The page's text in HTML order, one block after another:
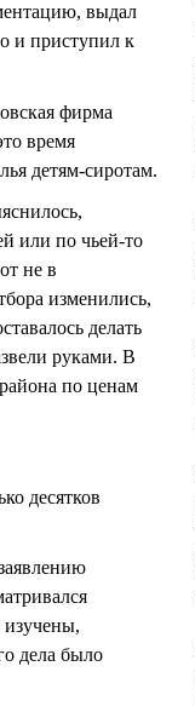
выдал
и приступил к
фирма
время
детям-сиротам.
или по чьей-то
не в
изменились,
делать
руками. В
по ценам
десятков
дела было